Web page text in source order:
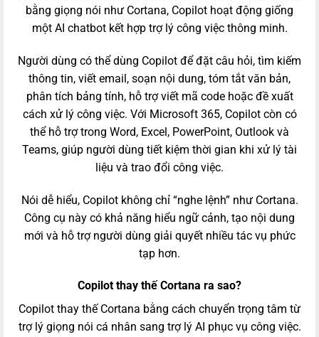
bằng giọng nói như Cortana, Copilot hoạt động giống
một AI chatbot kết hợp trợ lý công việc thông minh.
Người dùng có thể dùng Copilot để đặt câu hỏi, tìm kiếm
thông tin, viết email, soạn nội dung, tóm tắt văn bản,
phân tích bảng tính, hỗ trợ viết mã code hoặc đề xuất
cách xử lý công việc. Với Microsoft 365, Copilot còn có
thể hỗ trợ trong Word, Excel, PowerPoint, Outlook và
Teams, giúp người dùng tiết kiệm thời gian khi xử lý tài
liệu và trao đổi công việc.
Nói dễ hiểu, Copilot không chỉ “nghe lệnh” như Cortana.
Công cụ này có khả năng hiểu ngữ cảnh, tạo nội dung
mới và hỗ trợ người dùng giải quyết nhiều tác vụ phức
tạp hơn.
Copilot thay thế Cortana ra sao?
Copilot thay thế Cortana bằng cách chuyển trọng tâm từ
trợ lý giọng nói cá nhân sang trợ lý AI phục vụ công việc.